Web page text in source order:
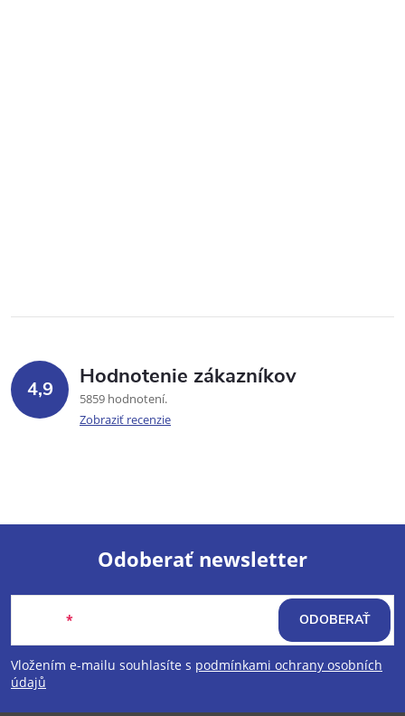
4,9 Hodnotenie zákazníkov
5859 hodnotení
Zobraziť recenzie
Z
á
p
Odoberať newsletter
Vložením e-mailu souhlasíte s podmínkami ochrany osobních
údajů
ODOBERAŤ